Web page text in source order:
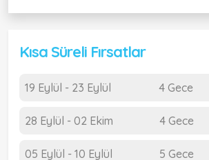
Kısa Süreli Fırsatlar
19 Eylül - 23 Eylül 4 Gece
28 Eylül - 02 Ekim 4 Gece
05 Eylül - 10 Eylül 5 Gece